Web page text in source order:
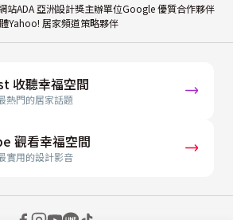
站ADA 亞洲設計獎主辦單位Google 優質合作夥伴
Yahoo! 居家頻道策略夥伴
收聽幸福空間
熱門的居家話題
觀看幸福空間
實用的設計影音